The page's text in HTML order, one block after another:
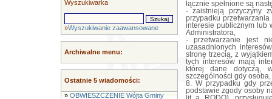
Wyszukiwarka
»Wyszukiwanie zaawansowane
Archiwalne menu:
Ostatnie 5 wiadomości:
» OBWIESZCZENIE Wójta Gminy
łącznie spełnione są
- zaistnieją przyczyny
przypadku
interesie publicznym lub
Administratora,
- przetwarzanie jest
uzasadnionych
stronę trzecią, z
tych interesów mają
której dane dotyczą,
szczególności gdy
8. W przypadku gdy
podstawie zgody osoby